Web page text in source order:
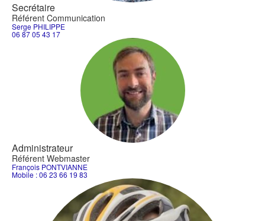
Secrétaire
Référent Communication
Serge PHILIPPE
06 87 05 43 17
Administrateur
Référent Webmaster
François PONTVIANNE
Mobile : 06 23 66 19 83